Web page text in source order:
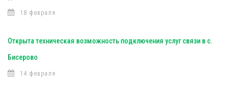
18 февраля
Открыта техническая возможность подключения услуг связи в с.
Бисерово
14 февраля